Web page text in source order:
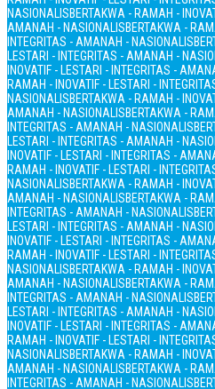
NASIONALISBERTAKWA - RAMAH -
AMANAH - NASIONALISBERTAKWA -
INTEGRITAS - AMANAH - NASIONALIS
LESTARI - INTEGRITAS - AMANAH -
INOVATIF - LESTARI - INTEGRITAS -
RAMAH - INOVATIF - LESTARI -
NASIONALISBERTAKWA - RAMAH -
AMANAH - NASIONALISBERTAKWA -
INTEGRITAS - AMANAH - NASIONALIS
LESTARI - INTEGRITAS - AMANAH -
INOVATIF - LESTARI - INTEGRITAS -
RAMAH - INOVATIF - LESTARI -
NASIONALISBERTAKWA - RAMAH -
AMANAH - NASIONALISBERTAKWA -
INTEGRITAS - AMANAH - NASIONALIS
LESTARI - INTEGRITAS - AMANAH -
INOVATIF - LESTARI - INTEGRITAS -
RAMAH - INOVATIF - LESTARI -
NASIONALISBERTAKWA - RAMAH -
AMANAH - NASIONALISBERTAKWA -
INTEGRITAS - AMANAH - NASIONALIS
LESTARI - INTEGRITAS - AMANAH -
INOVATIF - LESTARI - INTEGRITAS -
RAMAH - INOVATIF - LESTARI -
NASIONALISBERTAKWA - RAMAH -
AMANAH - NASIONALISBERTAKWA -
INTEGRITAS - AMANAH - NASIONALIS